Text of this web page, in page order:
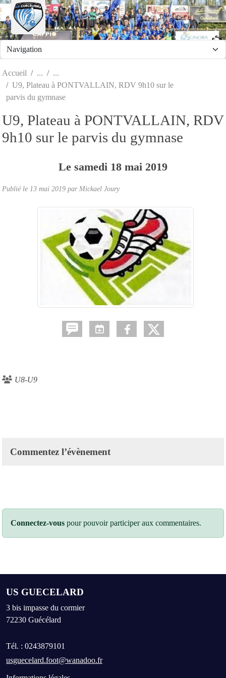
Accueil
U9, Plateau à PONTVALLAIN, RDV 9h10 sur le
parvis du gymnase
U9, Plateau à PONTVALLAIN, RDV
9h10 sur le parvis du gymnase
Le samedi 18 mai 2019
Publié le 13 mai 2019 par Mickael Joury
U8-U9
Commentez l’évènement
Connectez-vous pour pouvoir participer aux commentaires.
US GUECELARD
3 bis impasse du cormier
72230 Guécélard
Tél. : 0243879101
usguecelard.foot@wanadoo.fr
Panneau de gestion des cookies